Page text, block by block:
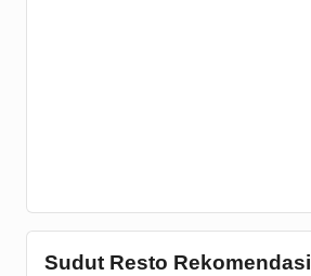
Sudut Resto Rekomendasi